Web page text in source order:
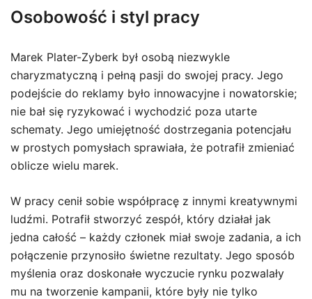
Osobowość i styl pracy
Marek Plater-Zyberk był osobą niezwykle
charyzmatyczną i pełną pasji do swojej pracy. Jego
podejście do reklamy było innowacyjne i nowatorskie;
nie bał się ryzykować i wychodzić poza utarte
schematy. Jego umiejętność dostrzegania potencjału
w prostych pomysłach sprawiała, że potrafił zmieniać
oblicze wielu marek.
W pracy cenił sobie współpracę z innymi kreatywnymi
ludźmi. Potrafił stworzyć zespół, który działał jak
jedna całość – każdy członek miał swoje zadania, a ich
połączenie przynosiło świetne rezultaty. Jego sposób
myślenia oraz doskonałe wyczucie rynku pozwalały
mu na tworzenie kampanii, które były nie tylko